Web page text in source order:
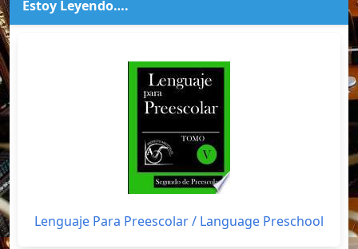
Estoy Leyendo….
Lenguaje Para Preescolar / Language Preschool